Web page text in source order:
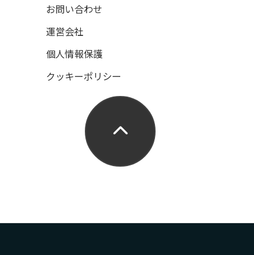
お問い合わせ
運営会社
個人情報保護
クッキーポリシー